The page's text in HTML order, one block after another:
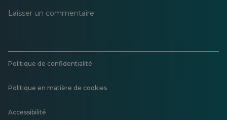
Laisser un commentaire
Politique de confidentialité
Politique en matière de cookies
Accessibilité